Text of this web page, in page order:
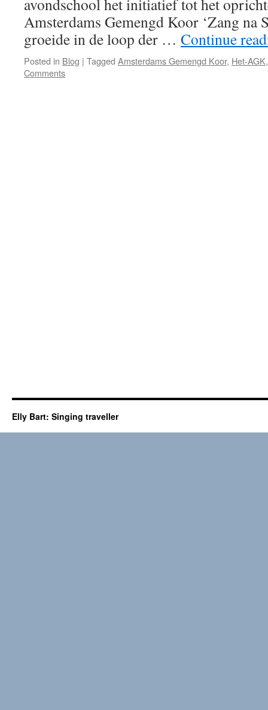
avondschool het initiatief tot het
Amsterdams Gemengd Koor ‘Zang na
groeide in de loop der … Continue
Posted in Blog | Tagged Amsterdams Gemengd Koor, Het-AGK
Comments
Elly Bart: Singing traveller